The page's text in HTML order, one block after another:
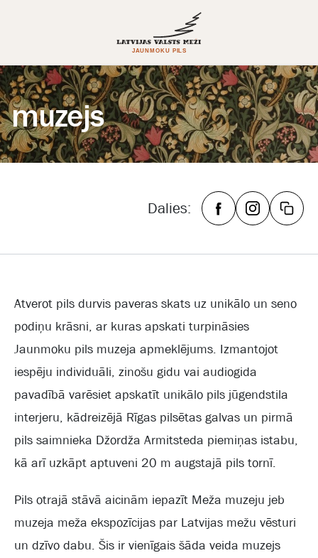
muzejs
Dalies:
Atverot pils durvis paveras skats uz unikālo un seno
podiņu krāsni, ar kuras apskati turpināsies
Jaunmoku pils muzeja apmeklējums. Izmantojot
iespēju individuāli, zinošu gidu vai audiogida
pavadībā varēsiet apskatīt unikālo pils jūgendstila
interjeru, kādreizējā Rīgas pilsētas galvas un pirmā
pils saimnieka Džordža Armitsteda piemiņas istabu,
kā arī uzkāpt aptuveni 20 m augstajā pils tornī.
Pils otrajā stāvā aicinām iepazīt Meža muzeju jeb
muzeja meža ekspozīcijas par Latvijas mežu vēsturi
un dzīvo dabu. Šis ir vienīgais šāda veida muzejs